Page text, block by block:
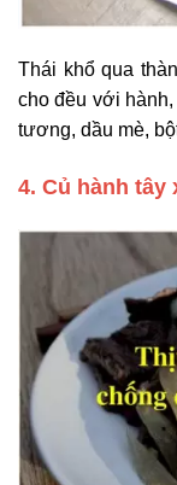
Thái khổ qua
cho đều với
tương, dầu mè,
4. Củ hành tây